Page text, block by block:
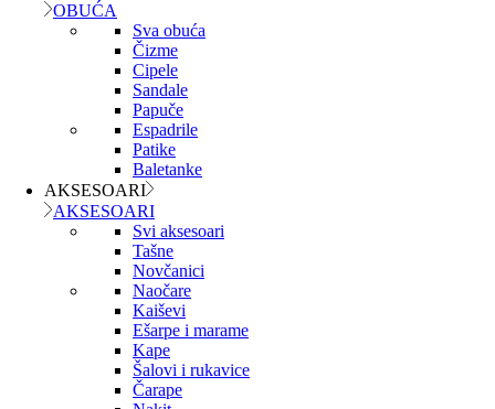
OBUĆA
Sva obuća
Čizme
Cipele
Sandale
Papuče
Espadrile
Patike
Baletanke
AKSESOARI
AKSESOARI
Svi aksesoari
Tašne
Novčanici
Naočare
Kaiševi
Ešarpe i marame
Kape
Šalovi i rukavice
Čarape